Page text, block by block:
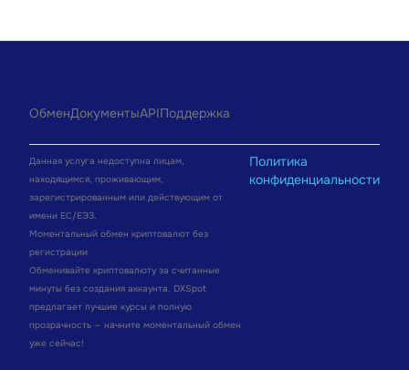
ОбменДокументыAPIПоддержка
Данная услуга недоступна лицам,
находящимся, проживающим,
зарегистрированным или действующим от
имени ЕС/ЕЭЗ.
Моментальный обмен криптовалют без
регистрации
Обменивайте криптовалюту за считанные
минуты без создания аккаунта. DXSpot
предлагает лучшие курсы и полную
прозрачность — начните моментальный обмен
уже сейчас!
Политика
конфиденциальности